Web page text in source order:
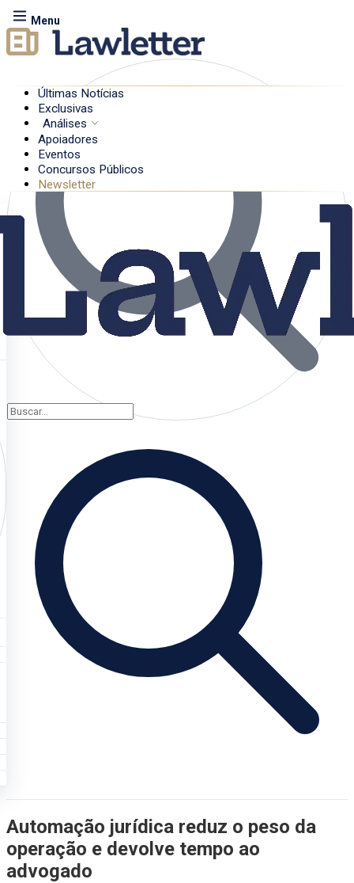
Menu
Últimas Notícias
Exclusivas
Análises
Apoiadores
Eventos
Concursos Públicos
Newsletter
Automação jurídica reduz o peso da
operação e devolve tempo ao
advogado